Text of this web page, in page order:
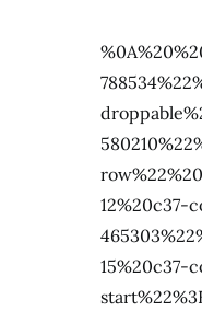
%0A%20%20%20%20%20%20%20%20%20%20%20%20%20%20%20%20%3Cdiv%20id%3D%22c37-lp-788534%22%20style%3D%22width%3A%20900px%3B%22%20class%3D%22c37-lp%20c37-step%20ui-sortable%20ui-droppable%22%3E%0A%20%20%20%20%3Csection%20class%3D%22c37-section%20ui-sortable%20ui-droppable%22%20id%3D%22c37-section-580210%22%3E%0A%20%20%20%20%20%20%20%20%0A%20%20%20%20%3Cdiv%20class%3D%22c37-row%20d-flex%20flex-row%22%20id%3D%22c37-row-841053%22%3E%0A%20%20%20%20%20%20%20%20%0A%20%20%20%20%3Cdiv%20class%3D%22c37-col-sm-12%20c37-col-12%20c37-col-md-5%20d-flex%20flex-column%22%3E%0A%20%20%20%20%20%20%20%20%3Cdiv%20id%3D%22c37-box-465303%22%20class%3D%22c37-box%20flex-column%20d-flex%20flex-column%20ui-sortable%20ui-droppable%20c37-col-lg-%20c37-col-lg-15%20c37-col-md-12%20c37-col-12%20justify-content-